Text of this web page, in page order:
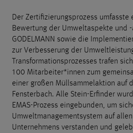
Der Zertifizierungsprozess umfasste
Bewertung der Umweltaspekte und
GODELMANN sowie die
zur Verbesserung der
Transformationsprozesses trafen
100 Mitarbeiter*innen zum
einer großen Müllsammelaktion auf
Fensterbach. Alle Stein-Erfinder
EMAS-Prozess eingebunden, um
Umweltmanagementsystem auf
Unternehmens verstanden und